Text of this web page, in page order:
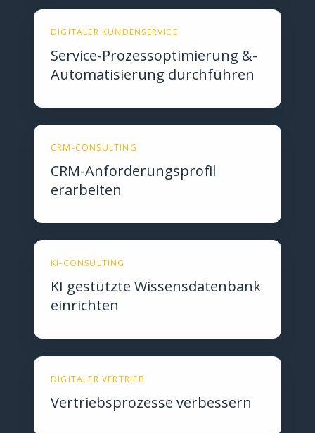
DIGITALER KUNDENSERVICE
Service-Prozessoptimierung &-
Automatisierung durchführen
CRM-CONSULTING
CRM-Anforderungsprofil
erarbeiten
KI-CONSULTING
KI gestützte Wissensdatenbank
einrichten
DIGITALER VERTRIEB
Vertriebsprozesse verbessern